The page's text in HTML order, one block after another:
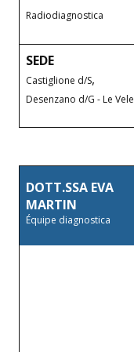
Radiodiagnostica
SEDE
Castiglione d/S,
Desenzano d/G - Le Vele
DOTT.SSA EVA
MARTIN
Équipe diagnostica